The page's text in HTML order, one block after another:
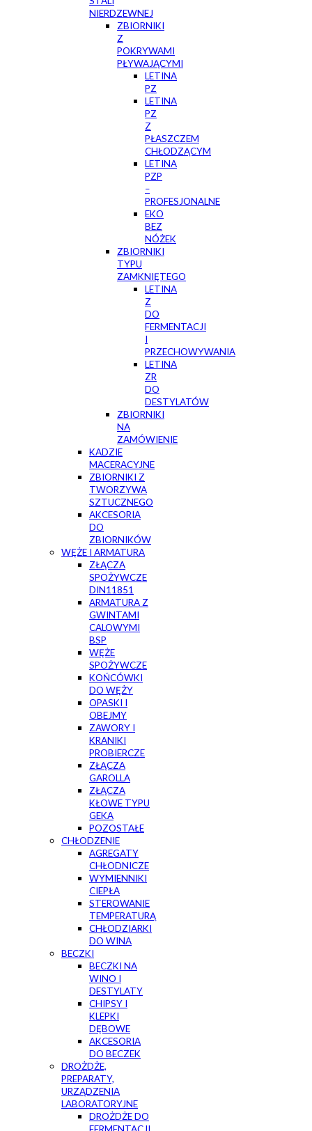
NIERDZEWNEJ
ZBIORNIKI
Z
POKRYWAMI
PŁYWAJĄCYMI
LETINA
PZ
LETINA
PZ
Z
PŁASZCZEM
CHŁODZĄCYM
LETINA
PZP
–
PROFESJONALNE
EKO
BEZ
NÓŻEK
ZBIORNIKI
TYPU
ZAMKNIĘTEGO
LETINA
Z
DO
FERMENTACJI
I
PRZECHOWYWANIA
LETINA
ZR
DO
DESTYLATÓW
ZBIORNIKI
NA
ZAMÓWIENIE
KADZIE
MACERACYJNE
ZBIORNIKI Z
TWORZYWA
SZTUCZNEGO
AKCESORIA
DO
ZBIORNIKÓW
WĘŻE I ARMATURA
ZŁĄCZA
SPOŻYWCZE
DIN11851
ARMATURA Z
GWINTAMI
CALOWYMI
BSP
WĘŻE
SPOŻYWCZE
KOŃCÓWKI
DO WĘŻY
OPASKI I
OBEJMY
ZAWORY I
KRANIKI
PROBIERCZE
ZŁĄCZA
GAROLLA
ZŁĄCZA
KŁOWE TYPU
GEKA
POZOSTAŁE
CHŁODZENIE
AGREGATY
CHŁODNICZE
WYMIENNIKI
CIEPŁA
STEROWANIE
TEMPERATURĄ
CHŁODZIARKI
DO WINA
BECZKI
BECZKI NA
WINO I
DESTYLATY
CHIPSY I
KLEPKI
DĘBOWE
AKCESORIA
DO BECZEK
DROŻDŻE,
PREPARATY,
URZĄDZENIA
LABORATORYJNE
DROŻDŻE DO